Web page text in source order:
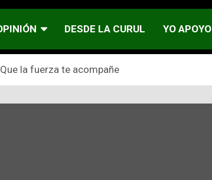
DESDE LA CURUL YO APOYO
la fuerza te acompañe